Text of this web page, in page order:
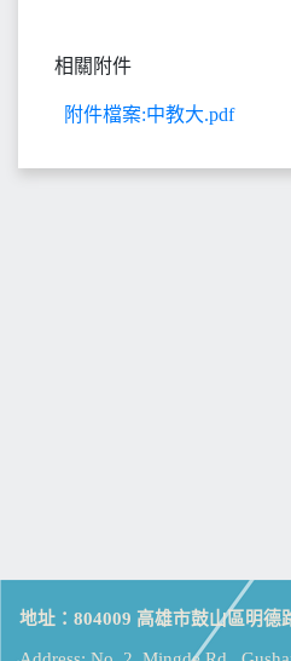
相關附件
附件檔案:中教大.pdf
地址：804009 高雄市鼓山區明德